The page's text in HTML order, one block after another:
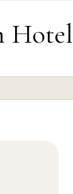
Hotel